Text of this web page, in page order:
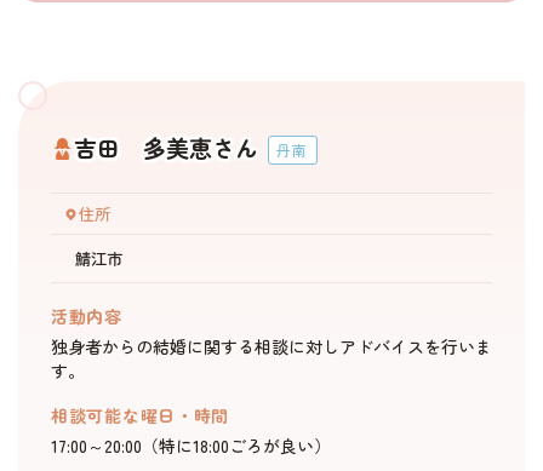
ふく恋
ふくい結婚応援ポータル
トップページ
吉田 多美恵さん 丹南
住所
鯖江市
活動内容
独身者からの結婚に関する相談に対しアドバイスを行いま
す。
相談可能な曜日・時間
17:00～20:00（特に18:00ごろが良い）